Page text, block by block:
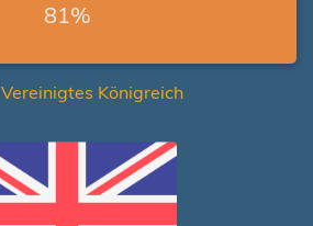
81%
Vereinigtes Königreich